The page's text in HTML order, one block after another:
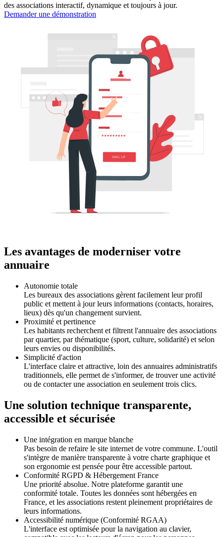
des associations interactif, dynamique et toujours à jour.
Demander une démonstration
Les avantages de moderniser votre
annuaire
Autonomie totale
Les bureaux des associations gèrent facilement leur profil
public et mettent à jour leurs informations (contacts, horaires,
lieux) dès qu'un changement survient.
Proximité et pertinence
Les habitants recherchent et filtrent l'annuaire des associations
par quartier, par thématique (sport, culture, solidarité) et selon
leurs envies ou disponibilités.
Simplicité d'action
L'interface claire et attractive, loin des annuaires administratifs
traditionnels, elle permet de s'informer, de trouver une activité
ou de contacter une association en seulement trois clics.
Une solution technique transparente,
accessible et sécurisée
Une intégration en marque blanche
Pas besoin de refaire le site internet de votre commune. L'outil
s'intègre de manière transparente à votre charte graphique et
son ergonomie est pensée pour être accessible partout.
Conformité RGPD & Hébergement France
Une priorité absolue. Notre plateforme garantit une
conformité totale. Toutes les données sont hébergées en
France, et les associations restent pleinement propriétaires de
leurs informations.
Accessibilité numérique (Conformité RGAA)
L'interface est optimisée pour la navigation au clavier,